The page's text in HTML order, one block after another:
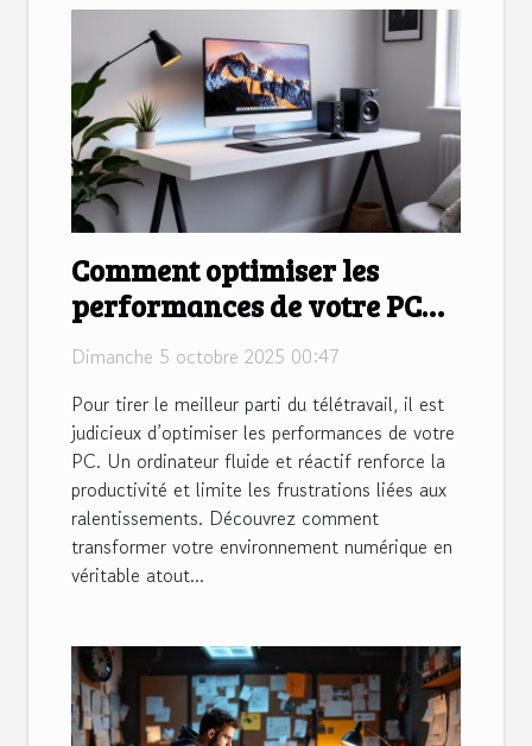
Comment optimiser les
performances de votre PC
pour le télétravail ?
Dimanche 5 octobre 2025 00:47
Pour tirer le meilleur parti du télétravail, il est
judicieux d’optimiser les performances de votre
PC. Un ordinateur fluide et réactif renforce la
productivité et limite les frustrations liées aux
ralentissements. Découvrez comment
transformer votre environnement numérique en
véritable atout...